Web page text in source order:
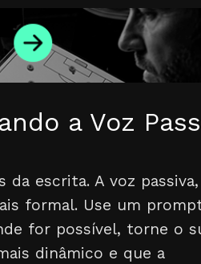
a Voz
da escrita. A voz
formal. Use um
for possível, torne o
dinâmico e que a